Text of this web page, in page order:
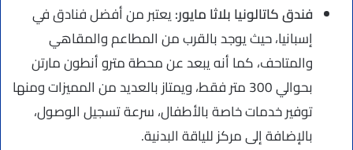
فندق كاتالونيا بلاثا مايور:يعتبر من أفضل فنادق في
إسبانيا، حيث يوجد بالقرب من المطاعم والمقاهي
والمتاحف، كما أنه يبعد عن محطة مترو أنطون مارتن
بحوالي 300 متر فقط، ويمتاز بالعديد من المميزات ومنها
توفير خدمات خاصة بالأطفال، سرعة تسجيل الوصول،
بالإضافة إلى مركز للياقة البدنية.